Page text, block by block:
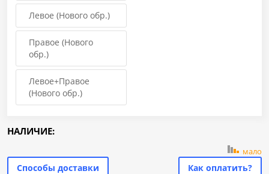
Левое (Нового обр.)
Правое (Нового
обр.)
Левое+Правое
(Нового обр.)
НАЛИЧИЕ:
мало
Способы доставки Как оплатить?